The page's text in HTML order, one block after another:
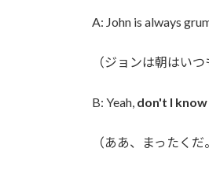
A: John is always
（ジョンは朝はい
B: Yeah, don't I
（ああ、まったくだ